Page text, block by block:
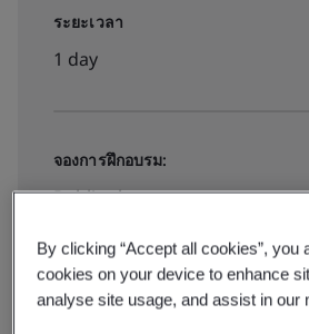
ระยะเวลา
1 day
จองการฝึกอบรม:
Public classroom
ติดต่อเรา
By clicking “Accept all cookies”, you
cookies on your device to enhance
analyse site usage, and assist in our